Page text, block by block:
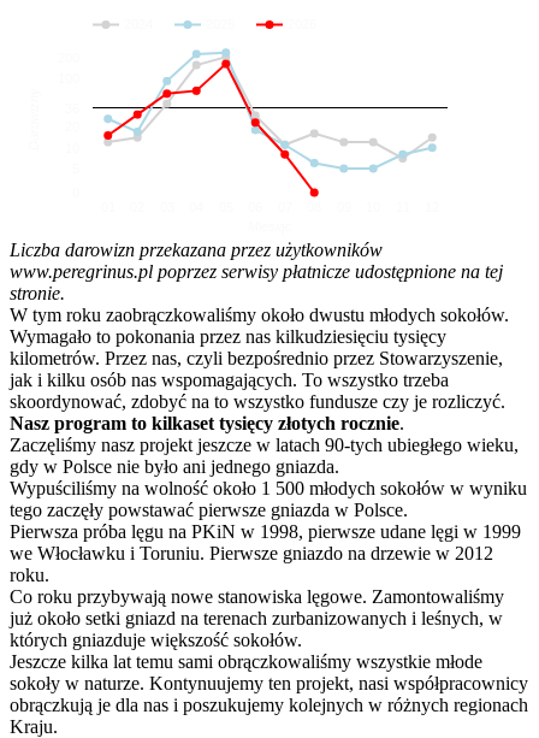
Liczba darowizn przekazana przez użytkowników
www.peregrinus.pl poprzez serwisy płatnicze udostępnione na tej
stronie.
W tym roku zaobrączkowaliśmy około dwustu młodych sokołów.
Wymagało to pokonania przez nas kilkudziesięciu tysięcy
kilometrów. Przez nas, czyli bezpośrednio przez Stowarzyszenie,
jak i kilku osób nas wspomagających. To wszystko trzeba
skoordynować, zdobyć na to wszystko fundusze czy je rozliczyć.
Nasz program to kilkaset tysięcy złotych rocznie.
Zaczęliśmy nasz projekt jeszcze w latach 90-tych ubiegłego wieku,
gdy w Polsce nie było ani jednego gniazda.
Wypuściliśmy na wolność około 1 500 młodych sokołów w wyniku
tego zaczęły powstawać pierwsze gniazda w Polsce.
Pierwsza próba lęgu na PKiN w 1998, pierwsze udane lęgi w 1999
we Włocławku i Toruniu. Pierwsze gniazdo na drzewie w 2012
roku.
Co roku przybywają nowe stanowiska lęgowe. Zamontowaliśmy
już około setki gniazd na terenach zurbanizowanych i leśnych, w
których gniazduje większość sokołów.
Jeszcze kilka lat temu sami obrączkowaliśmy wszystkie młode
sokoły w naturze. Kontynuujemy ten projekt, nasi współpracownicy
obrączkują je dla nas i poszukujemy kolejnych w różnych regionach
Kraju.